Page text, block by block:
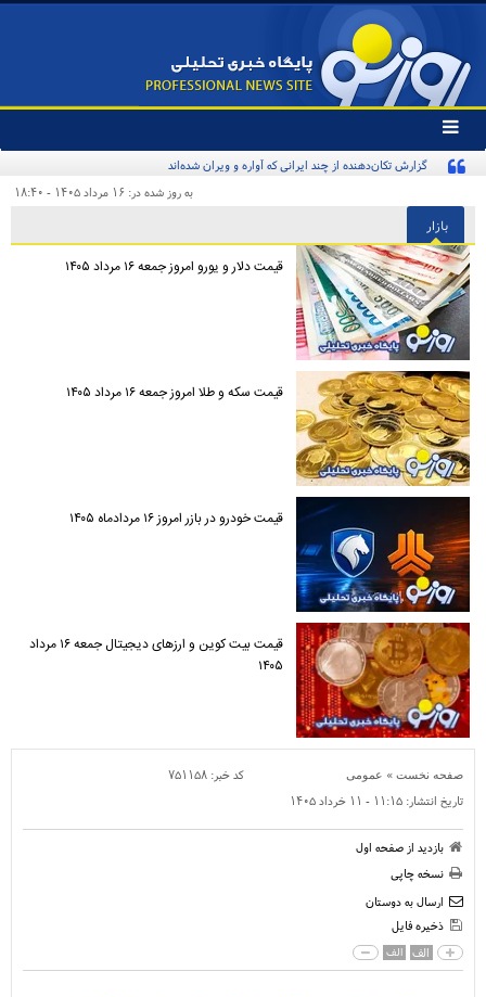
تغییر
وضعیت
منوی
ها
گزارش تکان‌دهنده از چند ایرانی که آواره و ویران شده‌اند
به روز شده در: ۱۶ مرداد ۱۴۰۵ - ۱۸:۴۰
بازار
قیمت دلار و یورو امروز جمعه ۱۶ مرداد ۱۴۰۵
قیمت سکه و طلا امروز جمعه ۱۶ مرداد ۱۴۰۵
قیمت خودرو در بازر امروز ۱۶ مردادماه ۱۴۰۵
قیمت بیت کوین و ارز‌های دیجیتال جمعه ۱۶ مرداد
۱۴۰۵
صفحه نخست » عمومی کد خبر: ۷۵۱۱۵۸
تاریخ انتشار: ۱۱:۱۵ - ۱۱ خرداد ۱۴۰۵
بازدید از صفحه اول
نسخه چاپی
ارسال به دوستان
ذخیره فایل
الف الف